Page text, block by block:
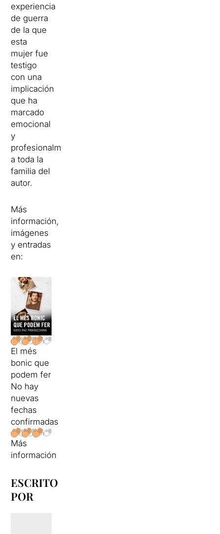
experiencia
de guerra
de la que
esta
mujer fue
testigo
con una
implicación
que ha
marcado
emocional
y
profesionalmente
a toda la
familia del
autor.
Más
información,
imágenes
y entradas
en:
El més
bonic que
podem fer
No hay
nuevas
fechas
confirmadas
Más
información
ESCRITO
POR